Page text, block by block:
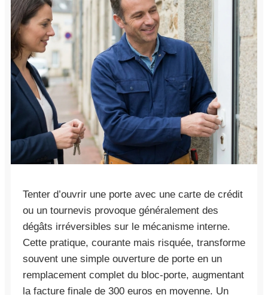
Tenter d’ouvrir une porte avec une carte de crédit
ou un tournevis provoque généralement des
dégâts irréversibles sur le mécanisme interne.
Cette pratique, courante mais risquée, transforme
souvent une simple ouverture de porte en un
remplacement complet du bloc-porte, augmentant
la facture finale de 300 euros en moyenne. Un